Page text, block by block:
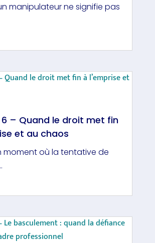
manipulateur ne signifie pas
6 – Quand le droit met fin
et au chaos
moment où la tentative de